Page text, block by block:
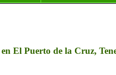
El Puerto de la Cruz,